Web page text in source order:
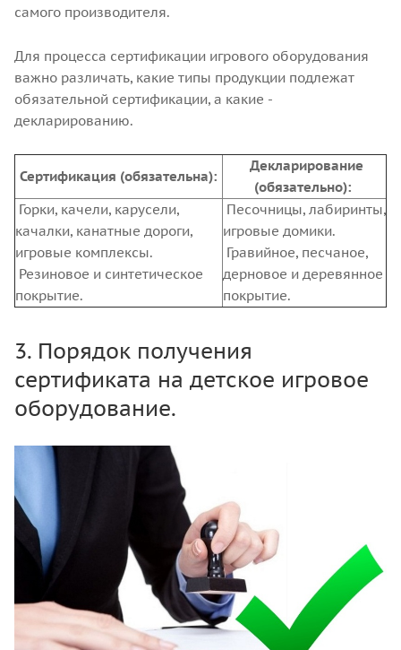
самого производителя.
Для процесса сертификации игрового оборудования
важно различать, какие типы продукции подлежат
обязательной сертификации, а какие -
декларированию.
Сертификация (обязательна):
Декларирование
(обязательно):
Горки, качели, карусели,
качалки, канатные дороги,
игровые комплексы.
Резиновое и синтетическое
покрытие.
Песочницы, лабиринты,
игровые домики.
Гравийное, песчаное,
дерновое и деревянное
покрытие.
3. Порядок получения
сертификата на детское игровое
оборудование.